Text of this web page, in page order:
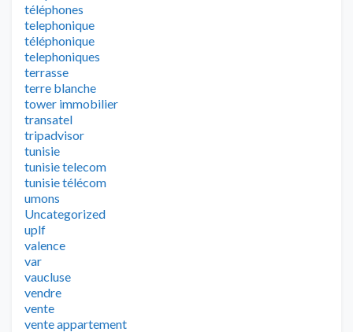
téléphones
telephonique
téléphonique
telephoniques
terrasse
terre blanche
tower immobilier
transatel
tripadvisor
tunisie
tunisie telecom
tunisie télécom
umons
Uncategorized
uplf
valence
var
vaucluse
vendre
vente
vente appartement